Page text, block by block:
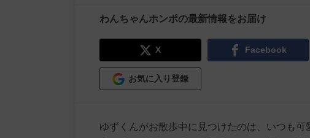
わんちゃんホンポの最新情報をお届け
X Facebook
お気に入り登録
ゆずくんがお散歩中に見つけたのは、いつも